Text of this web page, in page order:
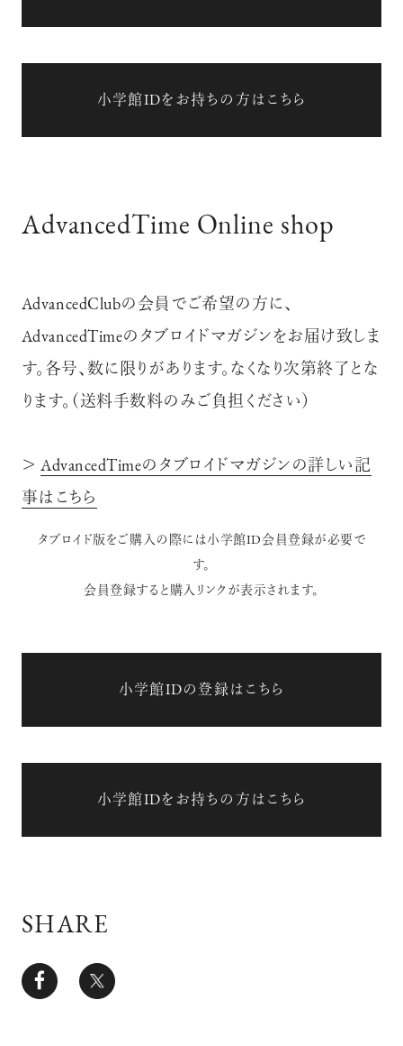
小学館IDをお持ちの方はこちら
AdvancedTime Online shop
AdvancedClubの会員でご希望の方に、
AdvancedTimeのタブロイドマガジンをお届け致しま
す。各号、数に限りがあります。なくなり次第終了とな
ります。（送料手数料のみご負担ください）
＞ AdvancedTimeのタブロイドマガジンの詳しい記
事はこちら
タブロイド版をご購入の際には小学館ID会員登録が必要で
す。
会員登録すると購入リンクが表示されます。
小学館IDの登録はこちら
小学館IDをお持ちの方はこちら
SHARE